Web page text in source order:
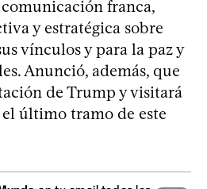
franca,
y estratégica sobre
vínculos y para la paz y
Anunció, además, que
de Trump y visitará
último tramo de este